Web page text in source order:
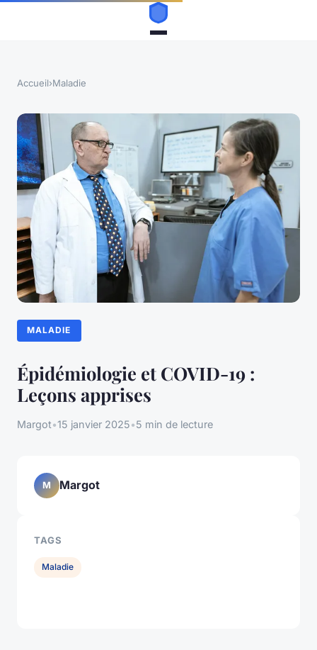
Accueil›Maladie
MALADIE
Épidémiologie et COVID-19 :
Leçons apprises
Margot•15 janvier 2025•5 min de lecture
M Margot
TAGS
Maladie